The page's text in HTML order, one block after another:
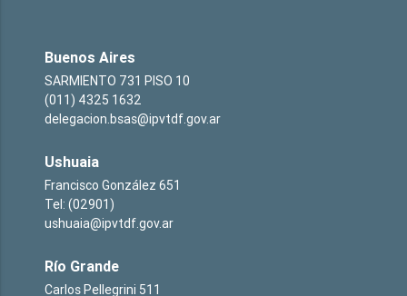
Buenos Aires
SARMIENTO 731 PISO 10
(011) 4325 1632
delegacion.bsas@ipvtdf.gov.ar
Ushuaia
Francisco González 651
Tel: (02901)
ushuaia@ipvtdf.gov.ar
Río Grande
Carlos Pellegrini 511